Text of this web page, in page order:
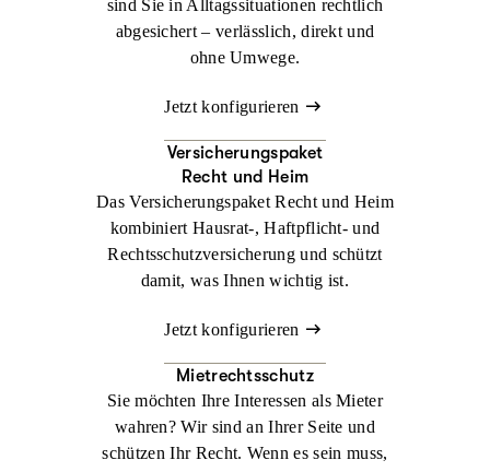
sind Sie in Alltagssituationen rechtlich
abgesichert – verlässlich, direkt und
ohne Umwege.
Jetzt konfigurieren
Versicherungspaket
Recht und Heim
Das Versicherungspaket Recht und Heim
kombiniert Hausrat-, Haftpflicht- und
Rechtsschutzversicherung und schützt
damit, was Ihnen wichtig ist.
Jetzt konfigurieren
Mietrechtsschutz
Sie möchten Ihre Interessen als Mieter
wahren? Wir sind an Ihrer Seite und
schützen Ihr Recht. Wenn es sein muss,